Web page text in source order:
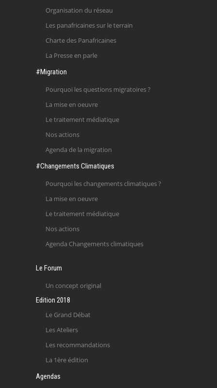
Organisation du réseau
Les panafricaines sur le terrain
Charte des Panafricaines
La Presse en parle
#Migration
Pourquoi les questions migratoires ?
La mise en oeuvre
Le traitement médiatique
Nos actions
Agenda de la migration
#Changements Climatiques
Pourquoi les changements climatiques ?
La mise en oeuvre
Le traitement médiatique
Nos actions
Agenda Changements climatiques
Le Forum
Un concept original
Edition 2018
Le Grand Débat
Les Ateliers
Les recommandations
La 1ère édition
Agendas